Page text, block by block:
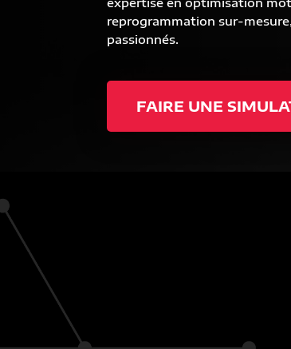
reprogrammation sur-
passionnés.
FAIRE UNE